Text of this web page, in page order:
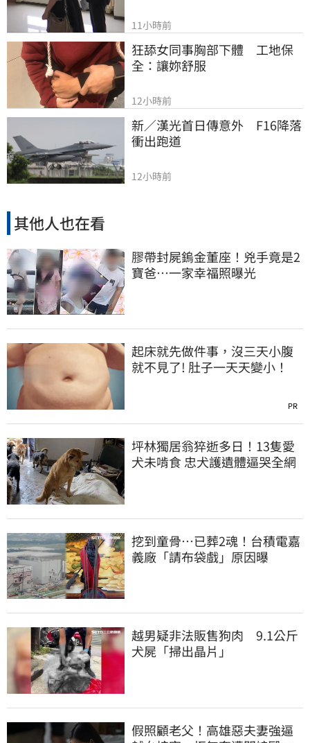
11小時前
狂舔女同事胸部下體　工地保
全：讓妳舒服
12小時前
新／漢光首日傳意外　F16降落
衝出跑道
12小時前
其他人也在看
膠帶封屍鎢金董座！兇手竟是2
寶爸…一家幸福照曝光
起床就先做件事，沒三天小腹
就不見了! 肚子一天天變小！
PR
坪林獨居翁猝逝多日！13隻愛
犬未啃食 忠犬護遺體逼哭全網
挖到童骨…已葬2魂！台積電嘉
義廠「請布袋戲」原因曝
越男疑非法販售狗肉 9.1公斤
犬屍「掃出晶片」
假照顧老父！高雄惡夫妻強逼